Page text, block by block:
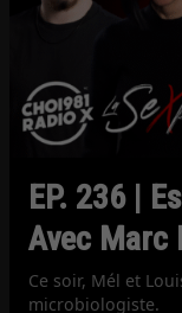
EP. 236 |
Avec Marc
Ce soir, Mél et
microbiologiste.